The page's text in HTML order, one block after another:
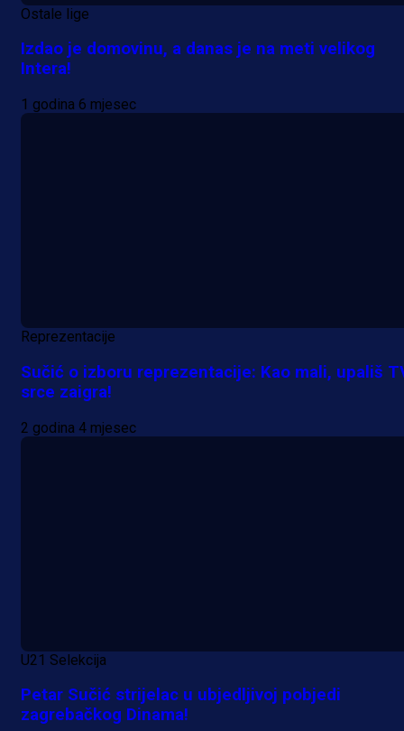
Ostale lige
Izdao je domovinu, a danas je na meti velikog
Intera!
1 godina 6 mjesec
Reprezentacije
Sučić o izboru reprezentacije: Kao mali, upališ
srce zaigra!
2 godina 4 mjesec
U21 Selekcija
Petar Sučić strijelac u ubjedljivoj pobjedi
zagrebačkog Dinama!